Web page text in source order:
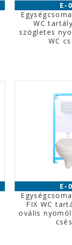
E-
WC
szögletes
WC
E-
FIX WC
ovális